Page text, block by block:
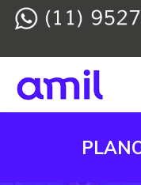
Skip